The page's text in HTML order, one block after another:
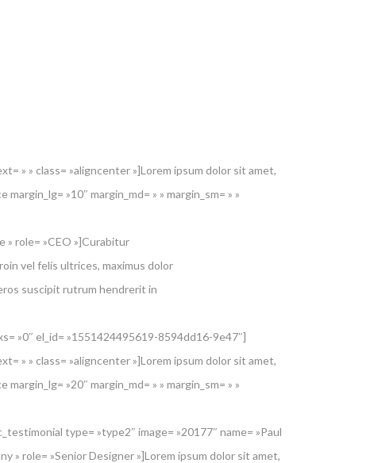
» » class= »aligncenter »]Lorem ipsum dolor sit amet,
»10″ margin_md= » » margin_sm= » »
» role= »CEO »]Curabitur
vel felis ultrices, maximus dolor
suscipit rutrum hendrerit in
»0″ el_id= »1551424495619-8594dd16-9e47″]
» » class= »aligncenter »]Lorem ipsum dolor sit amet,
»20″ margin_md= » » margin_sm= » »
type= »type2″ image= »20177″ name= »Paul
» role= »Senior Designer »]Lorem ipsum dolor sit amet,